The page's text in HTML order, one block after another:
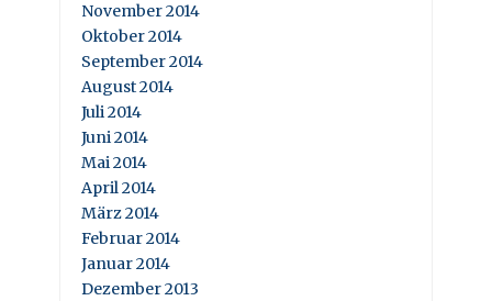
November 2014
Oktober 2014
September 2014
August 2014
Juli 2014
Juni 2014
Mai 2014
April 2014
März 2014
Februar 2014
Januar 2014
Dezember 2013